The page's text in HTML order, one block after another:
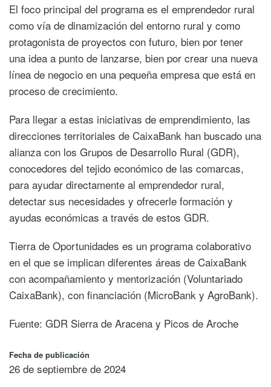
El foco principal del programa es el emprendedor rural
como vía de dinamización del entorno rural y como
protagonista de proyectos con futuro, bien por tener
una idea a punto de lanzarse, bien por crear una nueva
línea de negocio en una pequeña empresa que está en
proceso de crecimiento.
Para llegar a estas iniciativas de emprendimiento, las
direcciones territoriales de CaixaBank han buscado una
alianza con los Grupos de Desarrollo Rural (GDR),
conocedores del tejido económico de las comarcas,
para ayudar directamente al emprendedor rural,
detectar sus necesidades y ofrecerle formación y
ayudas económicas a través de estos GDR.
Tierra de Oportunidades es un programa colaborativo
en el que se implican diferentes áreas de CaixaBank
con acompañamiento y mentorización (Voluntariado
CaixaBank), con financiación (MicroBank y AgroBank).
Fuente: GDR Sierra de Aracena y Picos de Aroche
Fecha de publicación
26 de septiembre de 2024